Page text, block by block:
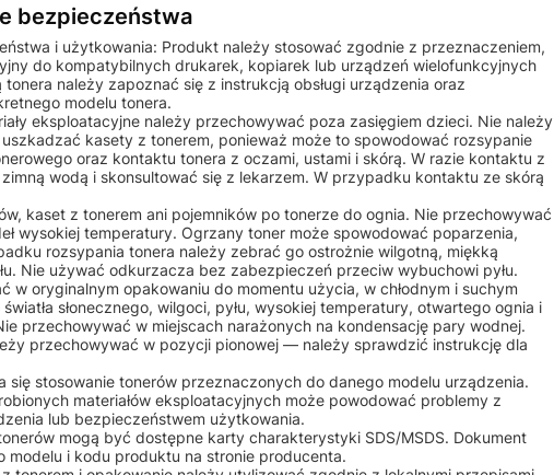
bezpieczeństwa
i użytkowania: Produkt należy stosować zgodnie z przeznaczeniem,
do kompatybilnych drukarek, kopiarek lub urządzeń wielofunkcyjnych
należy zapoznać się z instrukcją obsługi urządzenia oraz
modelu tonera.
eksploatacyjne należy przechowywać poza zasięgiem dzieci. Nie należy
kasety z tonerem, ponieważ może to spowodować rozsypanie
oraz kontaktu tonera z oczami, ustami i skórą. W razie kontaktu z
wodą i skonsultować się z lekarzem. W przypadku kontaktu ze skórą
kaset z tonerem ani pojemników po tonerze do ognia. Nie przechowywać
wysokiej temperatury. Ogrzany toner może spowodować poparzenia,
rozsypania tonera należy zebrać go ostrożnie wilgotną, miękką
Nie używać odkurzacza bez zabezpieczeń przeciw wybuchowi pyłu.
w oryginalnym opakowaniu do momentu użycia, w chłodnym i suchym
słonecznego, wilgoci, pyłu, wysokiej temperatury, otwartego ognia i
przechowywać w miejscach narażonych na kondensację pary wodnej.
przechowywać w pozycji pionowej — należy sprawdzić instrukcję dla
się stosowanie tonerów przeznaczonych do danego modelu urządzenia.
materiałów eksploatacyjnych może powodować problemy z
lub bezpieczeństwem użytkowania.
mogą być dostępne karty charakterystyki SDS/MSDS. Dokument
modelu i kodu produktu na stronie producenta.